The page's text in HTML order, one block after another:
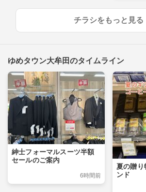
チラシをもっと見る
ゆめタウン大牟田のタイムライン
紳士フォーマルスーツ半額
セールのご案内
6時間前
夏の贈り
ンド